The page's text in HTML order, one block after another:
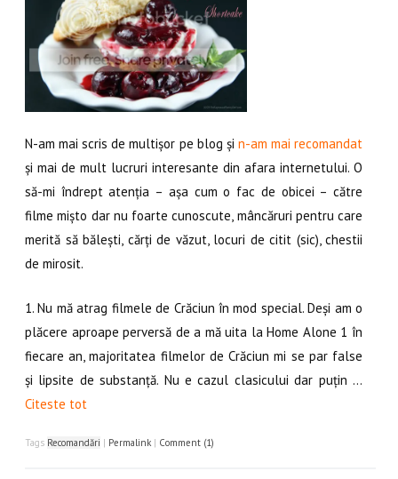
N-am mai scris de multișor pe blog și n-am mai recomandat
și mai de mult lucruri interesante din afara internetului. O
să-mi îndrept atenția – așa cum o fac de obicei – către
filme mișto dar nu foarte cunoscute, mâncăruri pentru care
merită să bălești, cărți de văzut, locuri de citit (sic), chestii
de mirosit.
1. Nu mă atrag filmele de Crăciun în mod special. Deși am o
plăcere aproape perversă de a mă uita la Home Alone 1 în
fiecare an, majoritatea filmelor de Crăciun mi se par false
și lipsite de substanță. Nu e cazul clasicului dar puțin …
Citeste tot
Tags Recomandări | Permalink | Comment (1)